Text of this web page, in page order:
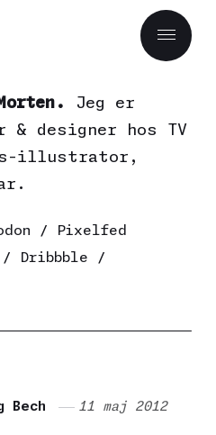
Jeg er
& designer hos TV
illustrator,
/
Pixelfed
Dribbble /
Bech 11 maj 2012